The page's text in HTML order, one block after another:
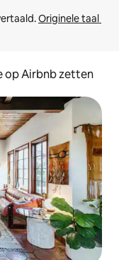
Originele taal
op Airbnb zetten